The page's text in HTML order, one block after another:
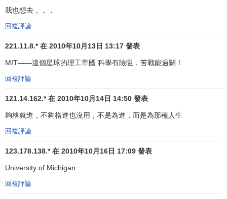
我也想去，，，
回複評論
221.11.8.* 在 2010年10月13日 13:17 發表
MIT——這個星球的理工帝國 科學有險阻，苦戰能過關！
回複評論
121.14.162.* 在 2010年10月14日 14:50 發表
夠格就進，不夠格進也沒用，不是為進，而是為那種人生
回複評論
123.178.138.* 在 2010年10月16日 17:09 發表
University of Michigan
回複評論